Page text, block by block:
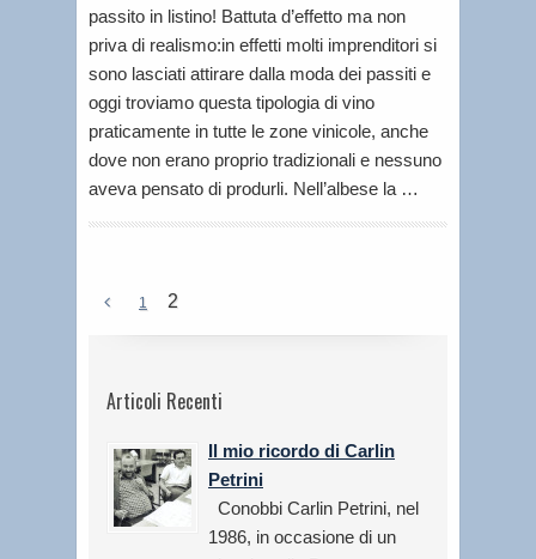
passito in listino! Battuta d’effetto ma non
priva di realismo:in effetti molti imprenditori si
sono lasciati attirare dalla moda dei passiti e
oggi troviamo questa tipologia di vino
praticamente in tutte le zone vinicole, anche
dove non erano proprio tradizionali e nessuno
aveva pensato di produrli. Nell’albese la …
1 2
Articoli Recenti
Il mio ricordo di Carlin
Petrini
Conobbi Carlin Petrini, nel
1986, in occasione di un